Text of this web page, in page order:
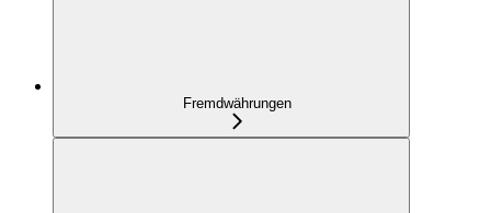
Fremdwährungen